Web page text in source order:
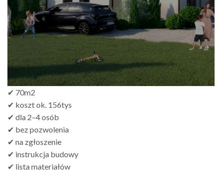
✔ 70m2
✔ koszt ok. 156tys
✔ dla 2–4 osób
✔ bez pozwolenia
✔ na zgłoszenie
✔ instrukcja budowy
✔ lista materiałów